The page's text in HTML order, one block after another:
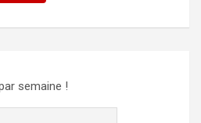
semaine !